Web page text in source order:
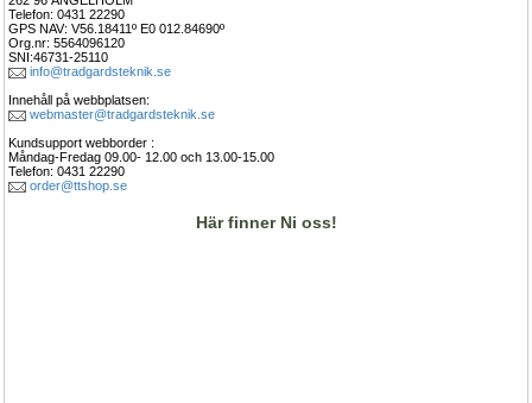
Telefon: 0431 22290
GPS NAV: V56.18411º E0 012.84690º
Org.nr: 5564096120
SNI:46731-25110
info@tradgardsteknik.se
Innehåll på webbplatsen:
webmaster@tradgardsteknik.se
Kundsupport webborder :
Måndag-Fredag 09.00- 12.00 och 13.00-15.00
Telefon: 0431 22290
order@ttshop.se
Här finner Ni oss!